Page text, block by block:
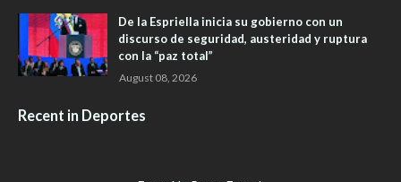
De la Espriella inicia su gobierno con un
discurso de seguridad, austeridad y ruptura
con la “paz total”
August 08, 2026
Recent in Deportes